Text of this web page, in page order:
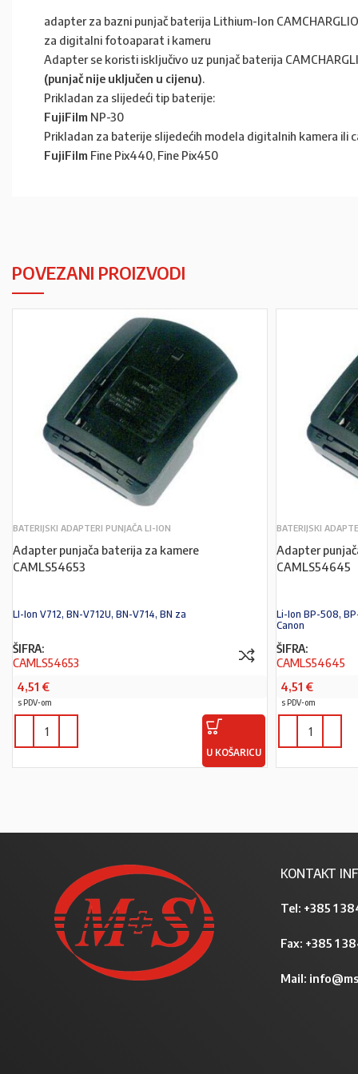
adapter za bazni punjač baterija Lithium-Ion
za digitalni fotoaparat i kameru
Adapter se koristi isključivo uz punjač baterija
(punjač nije uključen u cijenu).
Prikladan za slijedeći tip baterije:
FujiFilm NP-30
Prikladan za baterije slijedećih modela digitalnih kamera ili
FujiFilm Fine Pix440, Fine Pix450
POVEZANI PROIZVODI
BATERIJSKI ADAPTERI PUNJAČA LI-ION
Adapter punjača baterija za kamere
CAMLS54653
LI-Ion V712, BN-V712U, BN-V714, BN za
ŠIFRA:
CAMLS54653
4,51 €
s PDV-om
U KOŠARICU
BATERIJSKI
Adapter
CAMLS54645
Li-Ion BP-508,
Canon
ŠIFRA:
CAMLS54645
4,51 €
s PDV-om
KONTAKT
Tel: +385 1
Fax: +385 1
Mail: